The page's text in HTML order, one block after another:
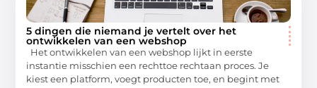
5 dingen die niemand je vertelt over het
ontwikkelen van een webshop
Het ontwikkelen van een webshop lijkt in eerste
instantie misschien een rechttoe rechtaan proces. Je
kiest een platform, voegt producten toe, en begint met